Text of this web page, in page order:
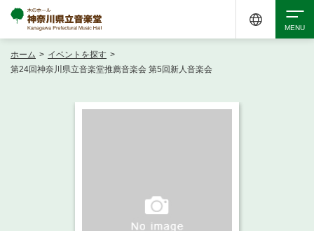
ホーム > イベントを探す >
第24回神奈川県立音楽堂推薦音楽会 第5回新人音楽会